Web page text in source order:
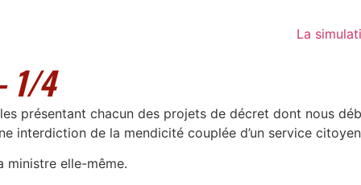
La
1/4
présentant chacun des projets de décret dont nous
interdiction de la mendicité couplée d’un service
ministre elle-même.